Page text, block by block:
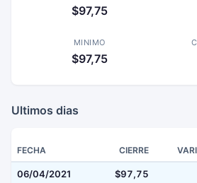
$97,75
MINIMO
$97,75
Ultimos dias
FECHA CIERRE
06/04/2021 $97,75